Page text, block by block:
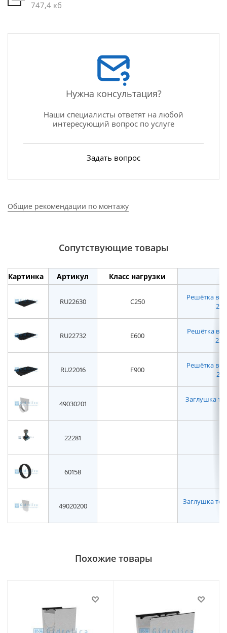
747,4 кб
Нужна консультация?
Наши специалисты ответят на любой
интересующий вопрос по услуге
Задать вопрос
Общие рекомендации по монтажу
Сопутствующие товары
Картинка Артикул Класс нагрузки
RU22630 C250
Решётка
RU22732 E600
Решётка
RU22016 F900
Решётка
49030201 Заглушка
22281
60158
49020200 Заглушка
Похожие товары